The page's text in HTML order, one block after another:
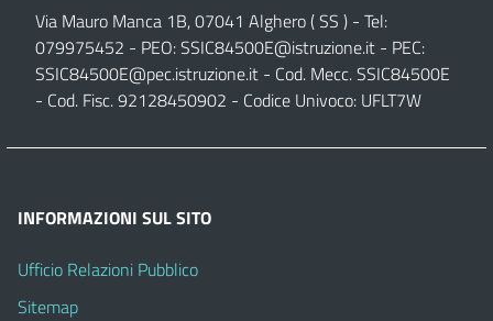
Via Mauro Manca 1B, 07041 Alghero ( SS ) - Tel:
079975452 - PEO:SSIC84500E@istruzione.it - PEC:
SSIC84500E@pec.istruzione.it - Cod. Mecc. SSIC84500E
- Cod. Fisc. 92128450902 - Codice Univoco: UFLT7W
INFORMAZIONI SUL SITO
Ufficio Relazioni Pubblico
Sitemap